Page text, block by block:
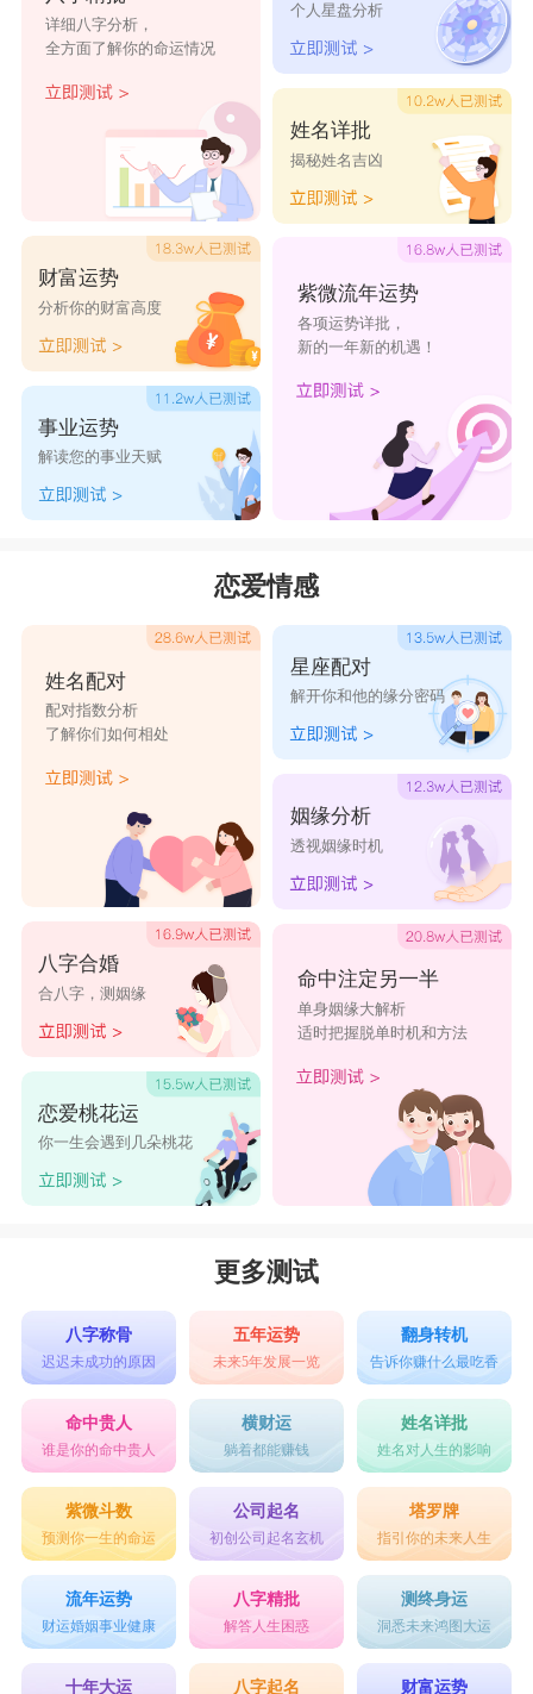
详细八字分析，
全方面了解你的命运情况
财富运势
分析你的财富高度
事业运势
解读您的事业天赋
个人星盘分析
姓名详批
揭秘姓名吉凶
紫微流年运势
各项运势详批，
新的一年新的机遇！
恋爱情感
姓名配对
配对指数分析
了解你们如何相处
八字合婚
合八字，测姻缘
恋爱桃花运
你一生会遇到几朵桃花
星座配对
解开你和他的缘分密码
姻缘分析
透视姻缘时机
命中注定另一半
单身姻缘大解析
适时把握脱单时机和方法
更多测试
八字称骨
迟迟未成功的原因
五年运势
未来5年发展一览
翻身转机
告诉你赚什么最吃香
命中贵人
谁是你的命中贵人
横财运
躺着都能赚钱
姓名详批
姓名对人生的影响
紫微斗数
预测你一生的命运
公司起名
初创公司起名玄机
塔罗牌
指引你的未来人生
流年运势
财运婚姻事业健康
八字精批
解答人生困惑
测终身运
洞悉未来鸿图大运
十年大运 八字起名 财富运势